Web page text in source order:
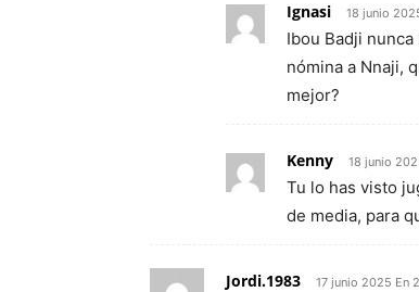
Ignasi 18 junio
Ibou Badji
nómina a Nnaji,
mejor?
Kenny 18 junio
Tu lo has visto
de media, para
Jordi.1983 17 junio 2025 En